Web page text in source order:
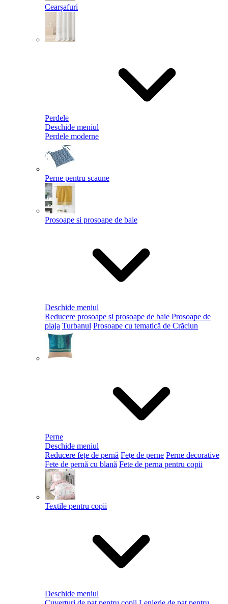
Cearșafuri
Perdele
Deschide meniul
Perdele moderne
Perne pentru scaune
Prosoape si prosoape de baie
Deschide meniul
Reducere prosoape și prosoape de baie Prosoape de
plaja Turbanul Prosoape cu tematică de Crăciun
Perne
Deschide meniul
Reducere fețe de pernă Fețe de perne Perne decorative
Fete de pernă cu blană Fete de perna pentru copii
Textile pentru copii
Deschide meniul